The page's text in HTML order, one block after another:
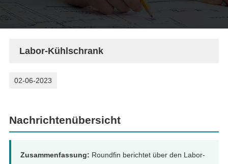
Labor-Kühlschrank
02-06-2023
Nachrichtenübersicht
Zusammenfassung: Roundfin berichtet über den Labor-